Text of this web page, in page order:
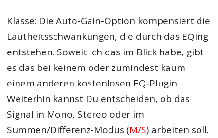
Klasse: Die Auto-Gain-Option kompensiert die
Lautheitsschwankungen, die durch das EQing
entstehen. Soweit ich das im Blick habe, gibt
es das bei keinem oder zumindest kaum
einem anderen kostenlosen EQ-Plugin.
Weiterhin kannst Du entscheiden, ob das
Signal in Mono, Stereo oder im
Summen/Differenz-Modus (M/S) arbeiten soll.